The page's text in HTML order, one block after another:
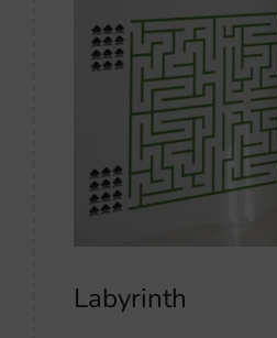
Labyrinth